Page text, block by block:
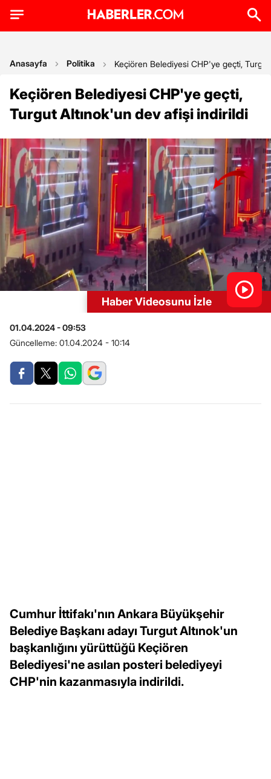
Anasayfa Politika Keçiören Belediyesi CHP'ye geçti,
Keçiören Belediyesi CHP'ye geçti,
Turgut Altınok'un dev afişi indirildi
Haber Videosunu İzle
01.04.2024 - 09:53
Güncelleme: 01.04.2024 - 10:14
Cumhur İttifakı'nın Ankara Büyükşehir
Belediye Başkanı adayı Turgut Altınok'un
başkanlığını yürüttüğü Keçiören
Belediyesi'ne asılan posteri belediyeyi
CHP'nin kazanmasıyla indirildi.